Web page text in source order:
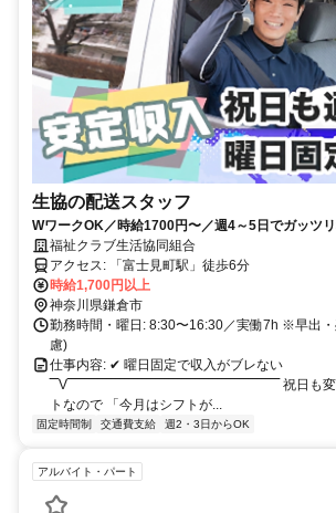
生協の配送スタッフ
WワークOK／時給1700円〜／週4～5日でガッツリ
福祉クラブ生活協同組合
アクセス: 「富士見町駅」徒歩6分
時給1,700円以上
神奈川県鎌倉市
勤務時間・曜日: 8:30〜16:30／実働7h ※早出
慮)
仕事内容: ✔ 曜日固定で収入がブレない
‾‾V‾‾‾‾‾‾‾‾‾‾‾‾‾‾‾‾‾‾‾‾‾‾‾‾‾‾‾‾‾‾‾‾‾‾‾‾‾‾‾‾‾‾‾‾‾‾‾‾
トなので 「今月はシフトが...
固定時間制 交通費支給 週2・3日からOK
アルバイト・パート